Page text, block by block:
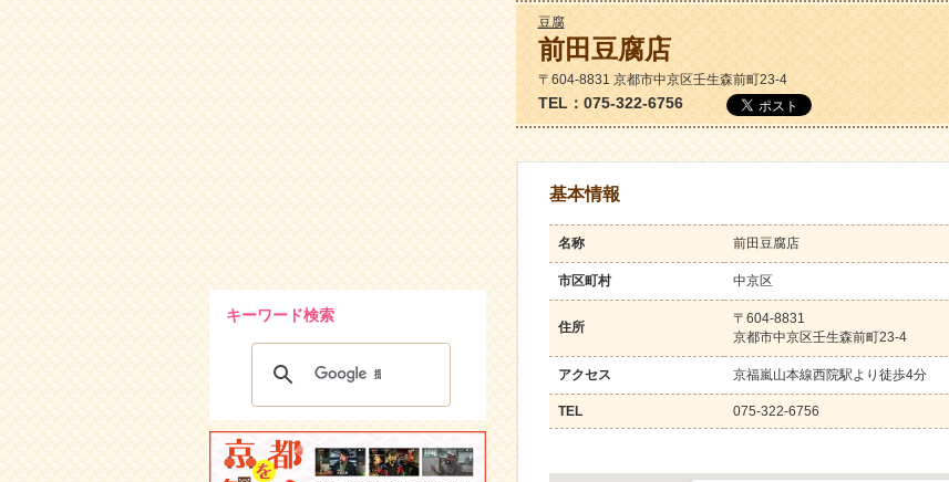
豆腐
前田豆腐店
〒604-8831 京都市中京区壬生森前町23-4
TEL：075-322-6756
基本情報
名称 前田豆腐店
市区町村 中京区
住所
〒604-8831
京都市中京区壬生森前町23-4
アクセス 京福嵐山本線西院駅より徒歩4分
TEL 075-322-6756
キーワード検索